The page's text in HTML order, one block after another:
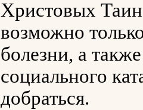
Христовых
возможно
болезни, а
социального
добраться.